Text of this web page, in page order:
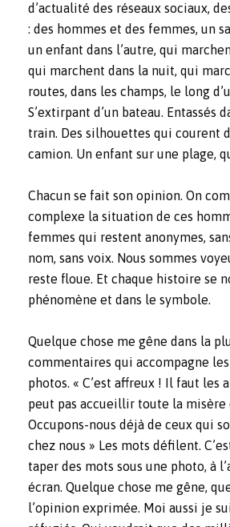
d’actualité des réseaux sociaux,
: des hommes et des femmes, un
un enfant dans l’autre, qui
qui marchent dans la nuit, qui
routes, dans les champs, le long
S’extirpant d’un bateau. Entassés
train. Des silhouettes qui courent
camion. Un enfant sur une plage,
Chacun se fait son opinion. On
complexe la situation de ces
femmes qui restent anonymes,
nom, sans voix. Nous sommes
reste floue. Et chaque histoire se
phénomène et dans le symbole.
Quelque chose me gêne dans la
commentaires qui accompagne
photos. « C’est affreux ! Il faut les
peut pas accueillir toute la misère
Occupons-nous déjà de ceux qui
chez nous » Les mots défilent.
taper des mots sous une photo, à
écran. Quelque chose me gêne,
l’opinion exprimée. Moi aussi je